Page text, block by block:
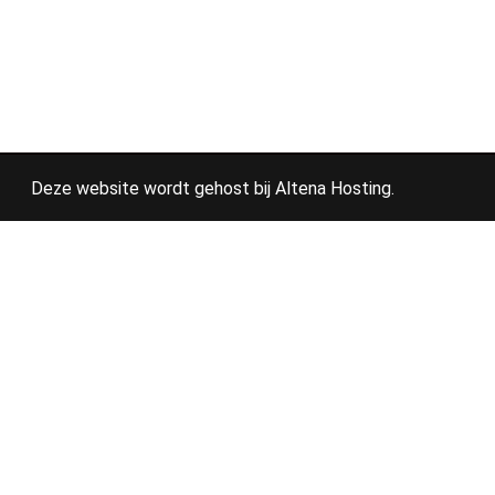
Deze website wordt gehost bij Altena Hosting.